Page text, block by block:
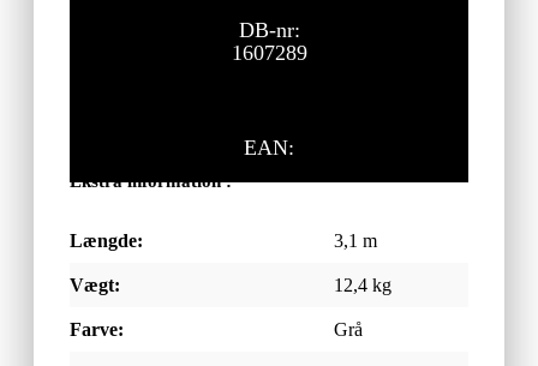
DB-nr:
1607289
EAN:
Ekstra information :
Længde: 3,1 m
Vægt: 12,4 kg
Farve: Grå